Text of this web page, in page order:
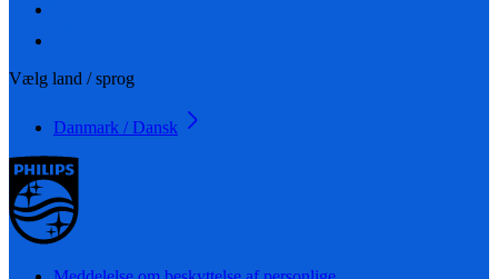
Vælg land / sprog
Danmark / Dansk